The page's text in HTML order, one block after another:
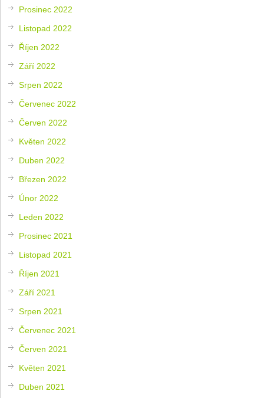
Prosinec 2022
Listopad 2022
Říjen 2022
Září 2022
Srpen 2022
Červenec 2022
Červen 2022
Květen 2022
Duben 2022
Březen 2022
Únor 2022
Leden 2022
Prosinec 2021
Listopad 2021
Říjen 2021
Září 2021
Srpen 2021
Červenec 2021
Červen 2021
Květen 2021
Duben 2021